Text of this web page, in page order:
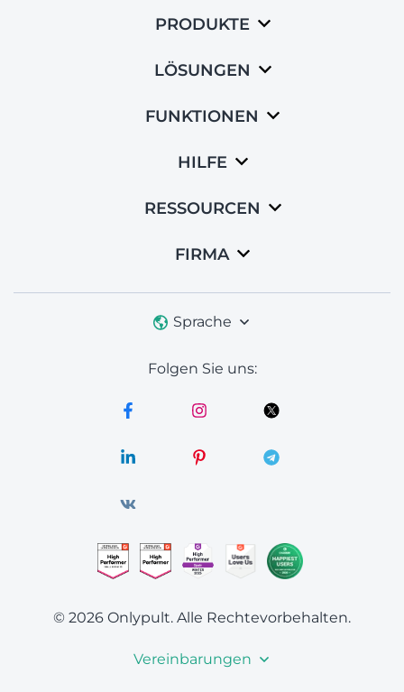
PRODUKTE
LÖSUNGEN
FUNKTIONEN
HILFE
RESSOURCEN
FIRMA
Sprache
Folgen Sie uns:
© 2026 Onlypult. Alle Rechtevorbehalten.
Vereinbarungen